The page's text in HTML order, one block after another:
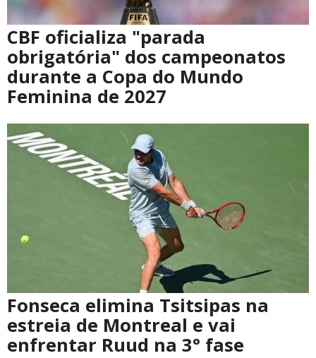
CBF oficializa "parada
obrigatória" dos campeonatos
durante a Copa do Mundo
Feminina de 2027
Fonseca elimina Tsitsipas na
estreia de Montreal e vai
enfrentar Ruud na 3° fase